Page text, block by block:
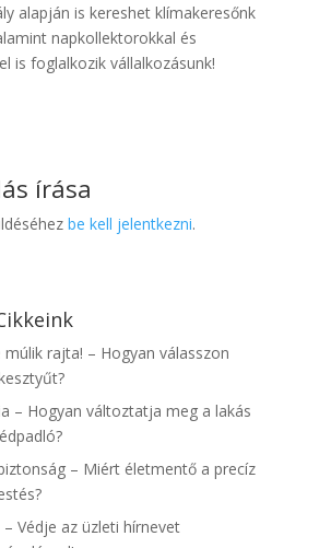
alapján is kereshet klímakeresőnk
napkollektorokkal és
is foglalkozik vállalkozásunk!
írása
be kell jelentkezni.
múlik rajta! – Hogyan válasszon
– Hogyan változtatja meg a lakás
– Miért életmentő a precíz
Védje az üzleti hírnevet